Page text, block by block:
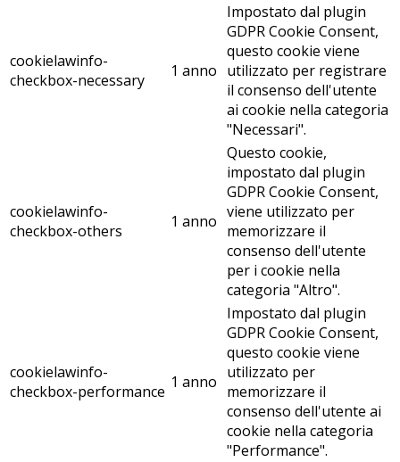
cookielawinfo-
checkbox-necessary
1 anno
Impostato dal plugin
GDPR Cookie Consent,
questo cookie viene
utilizzato per registrare
il consenso dell'utente
ai cookie nella categoria
"Necessari".
cookielawinfo-
checkbox-others
1 anno
Questo cookie,
impostato dal plugin
GDPR Cookie Consent,
viene utilizzato per
memorizzare il
consenso dell'utente
per i cookie nella
categoria "Altro".
cookielawinfo-
checkbox-performance 1 anno
Impostato dal plugin
GDPR Cookie Consent,
questo cookie viene
utilizzato per
memorizzare il
consenso dell'utente ai
cookie nella categoria
"Performance".